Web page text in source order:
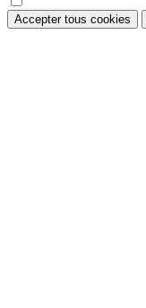
Accepter tous cookies